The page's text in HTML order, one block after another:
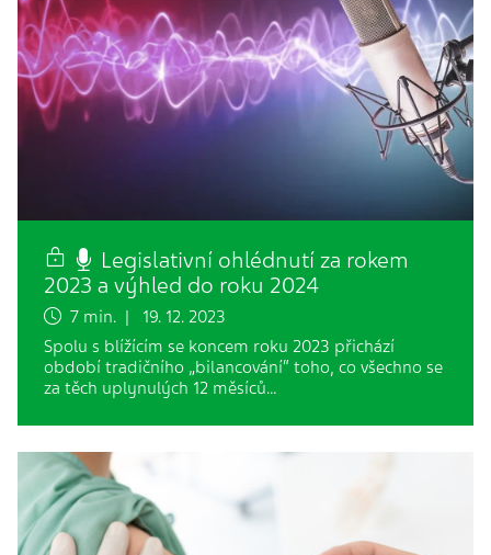
Legislativní ohlédnutí za rokem
2023 a výhled do roku 2024
7 min. | 19. 12. 2023
Spolu s blížícím se koncem roku 2023 přichází
období tradičního „bilancování“ toho, co všechno se
za těch uplynulých 12 měsíců…